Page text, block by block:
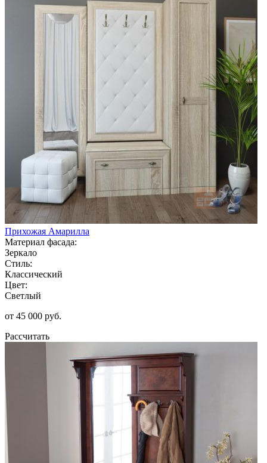
Прихожая Амарилла
Материал фасада:
Зеркало
Стиль:
Классический
Цвет:
Светлый
от 45 000 руб.
Рассчитать